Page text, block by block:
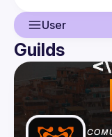
User
User
Events
Guilds
Guilds